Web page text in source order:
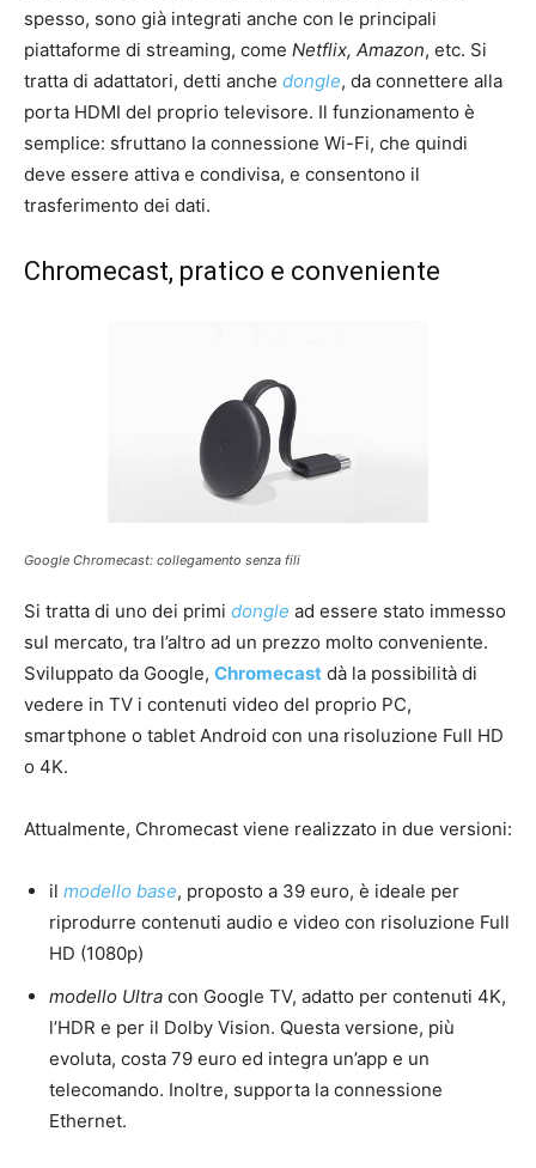
spesso, sono già integrati anche con le principali
piattaforme di streaming, come Netflix, Amazon, etc. Si
tratta di adattatori, detti anche dongle, da connettere alla
porta HDMI del proprio televisore. Il funzionamento è
semplice: sfruttano la connessione Wi-Fi, che quindi
deve essere attiva e condivisa, e consentono il
trasferimento dei dati.
Chromecast, pratico e conveniente
Google Chromecast: collegamento senza fili
Si tratta di uno dei primi dongle ad essere stato immesso
sul mercato, tra l’altro ad un prezzo molto conveniente.
Sviluppato da Google, Chromecast dà la possibilità di
vedere in TV i contenuti video del proprio PC,
smartphone o tablet Android con una risoluzione Full HD
o 4K.
Attualmente, Chromecast viene realizzato in due versioni:
il modello base, proposto a 39 euro, è ideale per
riprodurre contenuti audio e video con risoluzione Full
HD (1080p)
modello Ultra con Google TV, adatto per contenuti 4K,
l’HDR e per il Dolby Vision. Questa versione, più
evoluta, costa 79 euro ed integra un’app e un
telecomando. Inoltre, supporta la connessione
Ethernet.